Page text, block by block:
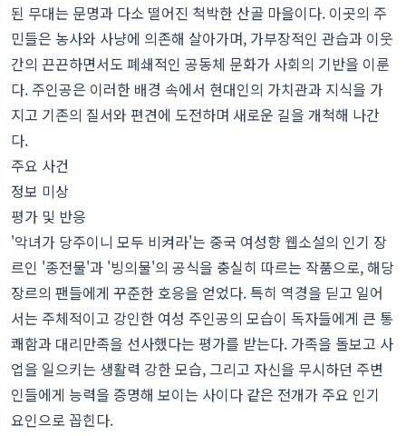
된 무대는 문명과 다소 떨어진 척박한 산골 마을이다. 이곳의 주
민들은 농사와 사냥에 의존해 살아가며, 가부장적인 관습과 이웃
간의 끈끈하면서도 폐쇄적인 공동체 문화가 사회의 기반을 이룬
다. 주인공은 이러한 배경 속에서 현대인의 가치관과 지식을 가
지고 기존의 질서와 편견에 도전하며 새로운 길을 개척해 나간
다.
주요 사건
정보 미상
평가 및 반응
'악녀가 당주이니 모두 비켜라'는 중국 여성향 웹소설의 인기 장
르인 '종전물'과 '빙의물'의 공식을 충실히 따르는 작품으로, 해당
장르의 팬들에게 꾸준한 호응을 얻었다. 특히 역경을 딛고 일어
서는 주체적이고 강인한 여성 주인공의 모습이 독자들에게 큰 통
쾌함과 대리만족을 선사했다는 평가를 받는다. 가족을 돌보고 사
업을 일으키는 생활력 강한 모습, 그리고 자신을 무시하던 주변
인들에게 능력을 증명해 보이는 사이다 같은 전개가 주요 인기
요인으로 꼽힌다.